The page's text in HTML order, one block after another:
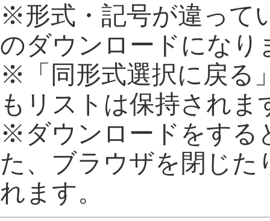
※形式・記号が違って
のダウンロードになり
※「同形式選択に戻る
もリストは保持されま
※ダウンロードをする
た、ブラウザを閉じた
れます。